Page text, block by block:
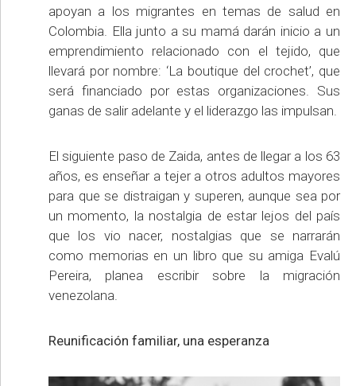
apoyan a los migrantes en temas de salud en
Colombia. Ella junto a su mamá darán inicio a un
emprendimiento relacionado con el tejido, que
llevará por nombre: ‘La boutique del crochet’, que
será financiado por estas organizaciones. Sus
ganas de salir adelante y el liderazgo las impulsan.
El siguiente paso de Zaida, antes de llegar a los 63
años, es enseñar a tejer a otros adultos mayores
para que se distraigan y superen, aunque sea por
un momento, la nostalgia de estar lejos del país
que los vio nacer, nostalgias que se narrarán
como memorias en un libro que su amiga Evalú
Pereira, planea escribir sobre la migración
venezolana.
Reunificación familiar, una esperanza